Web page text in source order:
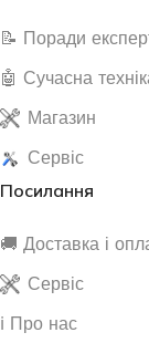
📝 Поради
🤖 Сучасна
Магазин
Сервіс
Посилання
🚚 Доставка і
Сервіс
ℹ️ Про нас